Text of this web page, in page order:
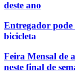
deste ano
Entregador pode
bicicleta
Feira Mensal de
neste final de